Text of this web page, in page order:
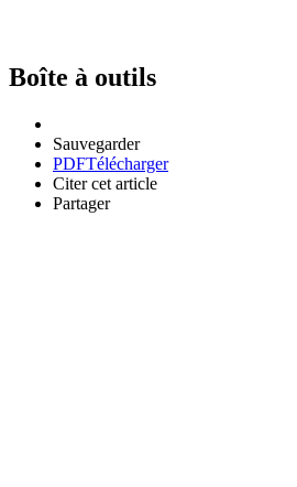
Boîte à outils
Sauvegarder
PDFTélécharger
Citer cet article
Partager